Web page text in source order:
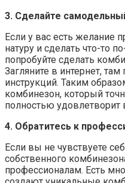
3. Сделайте
Если у вас есть желание
натуру и сделать что-то
попробуйте сделать
Загляните в интернет,
инструкций. Таким
комбинезон, который
полностью
4. Обратитесь к
Если вы не чувствуете
собственного
профессионалам. Есть